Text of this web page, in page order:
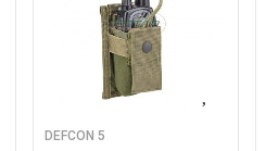
DEFCON 5